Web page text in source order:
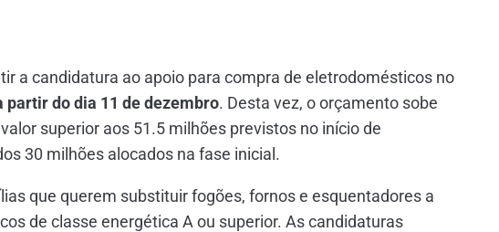
a candidatura ao apoio para compra de eletrodomésticos no
partir do dia 11 de dezembro. Desta vez, o orçamento sobe
superior aos 51.5 milhões previstos no início de
30 milhões alocados na fase inicial.
que querem substituir fogões, fornos e esquentadores a
de classe energética A ou superior. As candidaturas